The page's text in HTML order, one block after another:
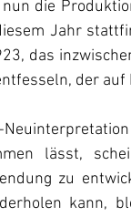
die
Jahr
das
der auf
lässt,
zu
kann,